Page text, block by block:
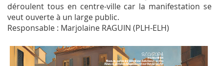
déroulent tous en centre-ville car la manifestation se
veut ouverte à un large public.
Responsable : Marjolaine RAGUIN (PLH-ELH)